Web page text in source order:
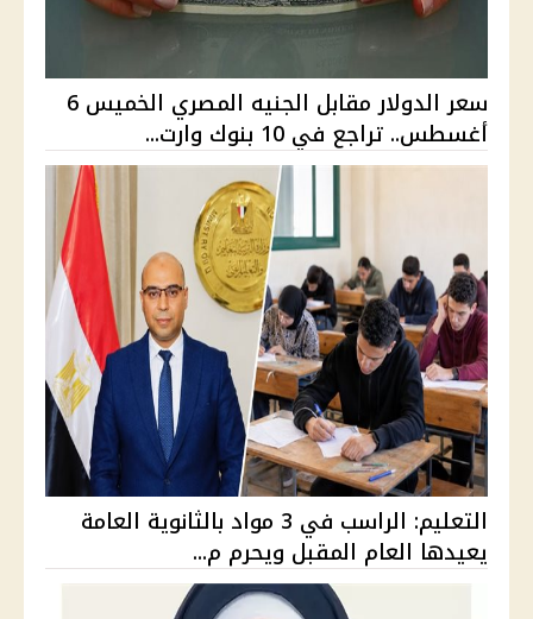
سعر الدولار مقابل الجنيه المصري الخميس 6
أغسطس.. تراجع في 10 بنوك وارت...
التعليم: الراسب في 3 مواد بالثانوية العامة
يعيدها العام المقبل ويحرم م...